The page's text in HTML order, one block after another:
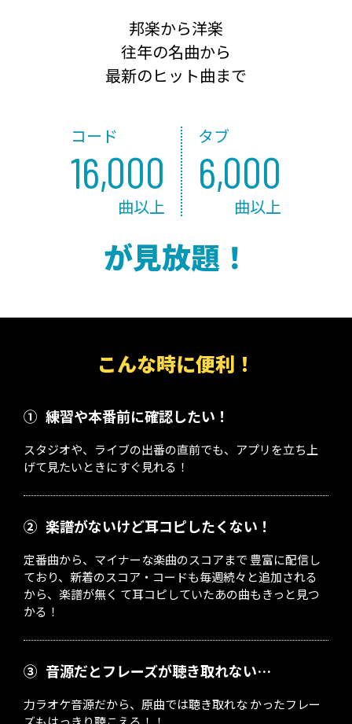
邦楽から洋楽
往年の名曲から
最新のヒット曲まで
コード
16,000
曲以上
タブ
6,000
曲以上
が見放題！
こんな時に便利！
① 練習や本番前に確認したい！
スタジオや、ライブの出番の直前でも、アプリを立ち上
げて見たいときにすぐ見れる！
② 楽譜がないけど耳コピしたくない！
定番曲から、マイナーな楽曲のスコアまで 豊富に配信し
ており、新着のスコア・コードも毎週続々と追加される
から、楽譜が無く て耳コピしていたあの曲もきっと見つ
かる！
③ 音源だとフレーズが聴き取れない…
力ラオケ音源だから、原曲では聴き取れな かったフレー